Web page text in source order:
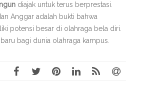
diajak untuk terus berprestasi.
Anggar adalah bukti bahwa
potensi besar di olahraga bela diri.
bagi dunia olahraga kampus.